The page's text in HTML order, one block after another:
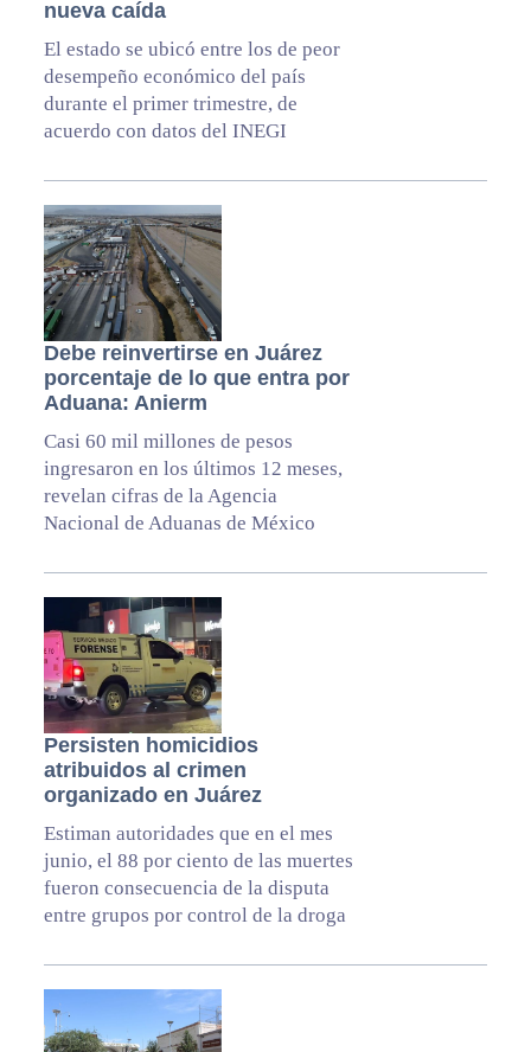
nueva caída
El estado se ubicó entre los de peor
desempeño económico del país
durante el primer trimestre, de
acuerdo con datos del INEGI
Debe reinvertirse en Juárez
porcentaje de lo que entra por
Aduana: Anierm
Casi 60 mil millones de pesos
ingresaron en los últimos 12 meses,
revelan cifras de la Agencia
Nacional de Aduanas de México
Persisten homicidios
atribuidos al crimen
organizado en Juárez
Estiman autoridades que en el mes
junio, el 88 por ciento de las muertes
fueron consecuencia de la disputa
entre grupos por control de la droga